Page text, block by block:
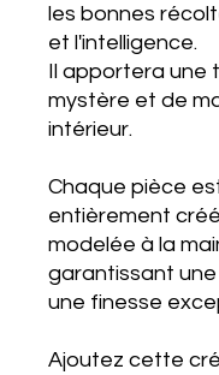
les bonnes
et l'intelligence.
Il apportera une
mystère et de
intérieur.
Chaque pièce
entièrement
modelée à la
garantissant
une finesse
Ajoutez cette